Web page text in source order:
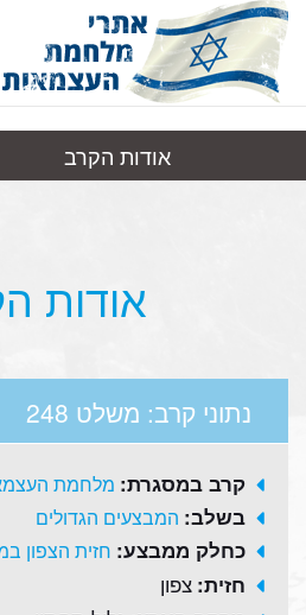
משלט
אודות הקרב
אודות
נתוני קרב: משלט 248
קרב במסגרת: מלחמת
בשלב: המבצעים הגדולים
כחלק ממבצע: חזית הצפון
חזית: צפון